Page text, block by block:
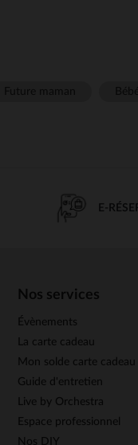
E-
Nos services
Évènements
La carte cadeau
Mon solde carte cadeau
Guide d'entretien
Live by Orchestra
Espace professionnel
Nos DIY